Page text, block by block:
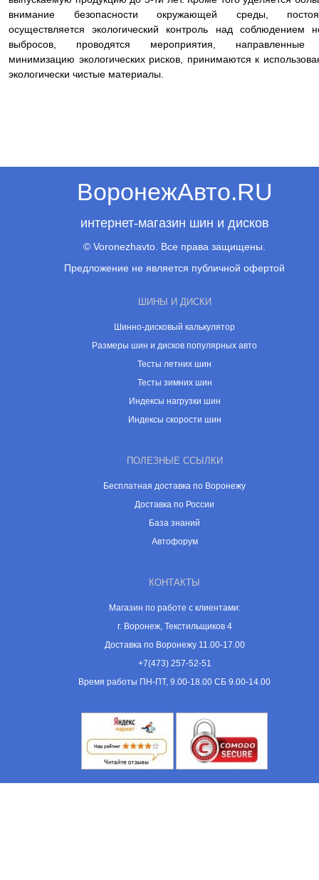
внимание безопасности окружающей среды,
осуществляется экологический контроль над соблюдением
выбросов, проводятся мероприятия,
минимизацию экологических рисков, принимаются к
экологически чистые материалы.
ВоронежАвто.RU
интернет-магазин шин и дисков
© Voronezhavto. Все права защищены.
Предложение не является публичной офертой
ШИНЫ И ДИСКИ
Шинно-дисковый калькулятор
Размеры шин и дисков популярных авто
Тесты летних шин
Тесты зимних шин
Индексы нагрузки шин
Индексы скорости шин
ПОЛЕЗНЫЕ ССЫЛКИ
Бесплатная доставка по Воронежу
Доставка по России
База знаний
Автофорум
КОНТАКТЫ
Магазин по работе с клиентами:
г. Воронеж, Текстильщиков 4
Доставка по Воронежу 11.00-17.00
+7(473) 257-52-51
Время работы ПН-ПТ, 9.00-18.00 СБ 9.00-14.00